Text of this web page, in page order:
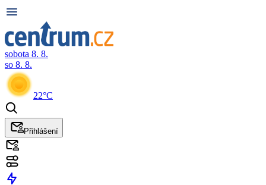
sobota 8. 8.
so 8. 8.
22°C
Přihlášení